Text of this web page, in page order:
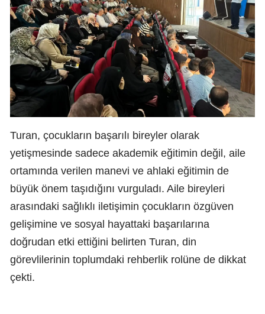
Turan, çocukların başarılı bireyler olarak
yetişmesinde sadece akademik eğitimin değil, aile
ortamında verilen manevi ve ahlaki eğitimin de
büyük önem taşıdığını vurguladı. Aile bireyleri
arasındaki sağlıklı iletişimin çocukların özgüven
gelişimine ve sosyal hayattaki başarılarına
doğrudan etki ettiğini belirten Turan, din
görevlilerinin toplumdaki rehberlik rolüne de dikkat
çekti.